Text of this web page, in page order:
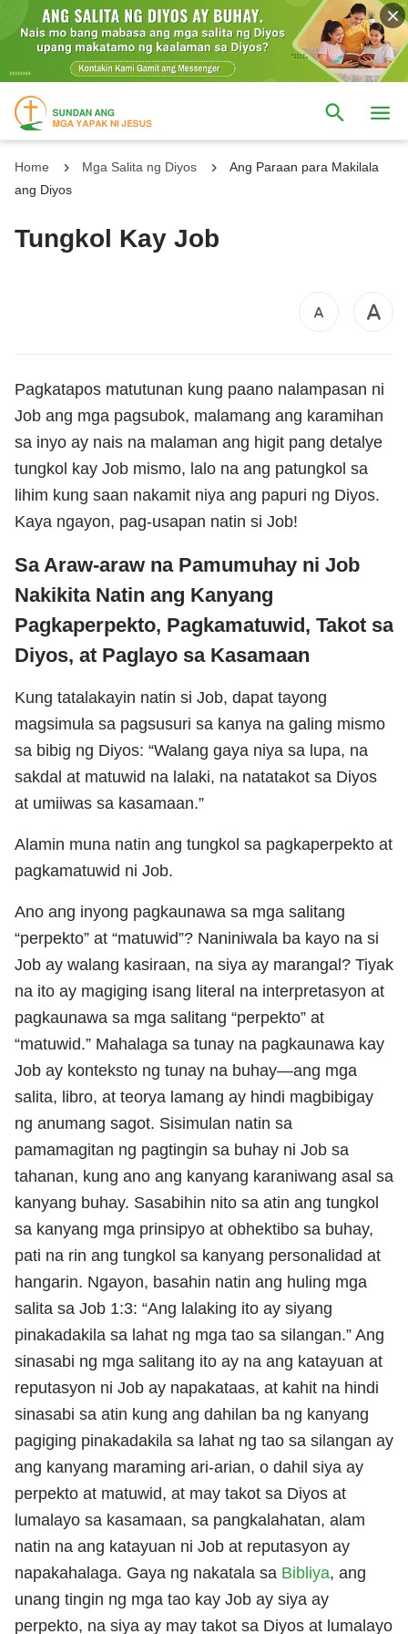
Home Mga Salita ng Diyos
Ang Paraan para Makilala
ang Diyos
Tungkol Kay Job
Pagkatapos matutunan kung paano nalampasan ni
Job ang mga pagsubok, malamang ang karamihan
sa inyo ay nais na malaman ang higit pang detalye
tungkol kay Job mismo, lalo na ang patungkol sa
lihim kung saan nakamit niya ang papuri ng Diyos.
Kaya ngayon, pag-usapan natin si Job!
Sa Araw-araw na Pamumuhay ni Job
Nakikita Natin ang Kanyang
Pagkaperpekto, Pagkamatuwid, Takot sa
Diyos, at Paglayo sa Kasamaan
Kung tatalakayin natin si Job, dapat tayong
magsimula sa pagsusuri sa kanya na galing mismo
sa bibig ng Diyos: “Walang gaya niya sa lupa, na
sakdal at matuwid na lalaki, na natatakot sa Diyos
at umiiwas sa kasamaan.”
Alamin muna natin ang tungkol sa pagkaperpekto at
pagkamatuwid ni Job.
Ano ang inyong pagkaunawa sa mga salitang
“perpekto” at “matuwid”? Naniniwala ba kayo na si
Job ay walang kasiraan, na siya ay marangal? Tiyak
na ito ay magiging isang literal na interpretasyon at
pagkaunawa sa mga salitang “perpekto” at
“matuwid.” Mahalaga sa tunay na pagkaunawa kay
Job ay konteksto ng tunay na buhay—ang mga
salita, libro, at teorya lamang ay hindi magbibigay
ng anumang sagot. Sisimulan natin sa
pamamagitan ng pagtingin sa buhay ni Job sa
tahanan, kung ano ang kanyang karaniwang asal sa
kanyang buhay. Sasabihin nito sa atin ang tungkol
sa kanyang mga prinsipyo at obhektibo sa buhay,
pati na rin ang tungkol sa kanyang personalidad at
hangarin. Ngayon, basahin natin ang huling mga
salita sa Job 1:3: “Ang lalaking ito ay siyang
pinakadakila sa lahat ng mga tao sa silangan.” Ang
sinasabi ng mga salitang ito ay na ang katayuan at
reputasyon ni Job ay napakataas, at kahit na hindi
sinasabi sa atin kung ang dahilan ba ng kanyang
pagiging pinakadakila sa lahat ng tao sa silangan ay
ang kanyang maraming ari-arian, o dahil siya ay
perpekto at matuwid, at may takot sa Diyos at
lumalayo sa kasamaan, sa pangkalahatan, alam
natin na ang katayuan ni Job at reputasyon ay
napakahalaga. Gaya ng nakatala sa Bibliya, ang
unang tingin ng mga tao kay Job ay siya ay
perpekto, na siya ay may takot sa Diyos at lumalayo